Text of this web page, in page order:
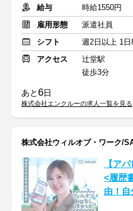
給与
時給1550円
雇用形態
派遣社員
シフト
週2日以上 1
アクセス
辻堂駅
徒歩3分
あと6日
株式会社エンクルーの求人一覧を見る
株式会社ウィルオブ・ワーク/
【ア
<履歴
由！自